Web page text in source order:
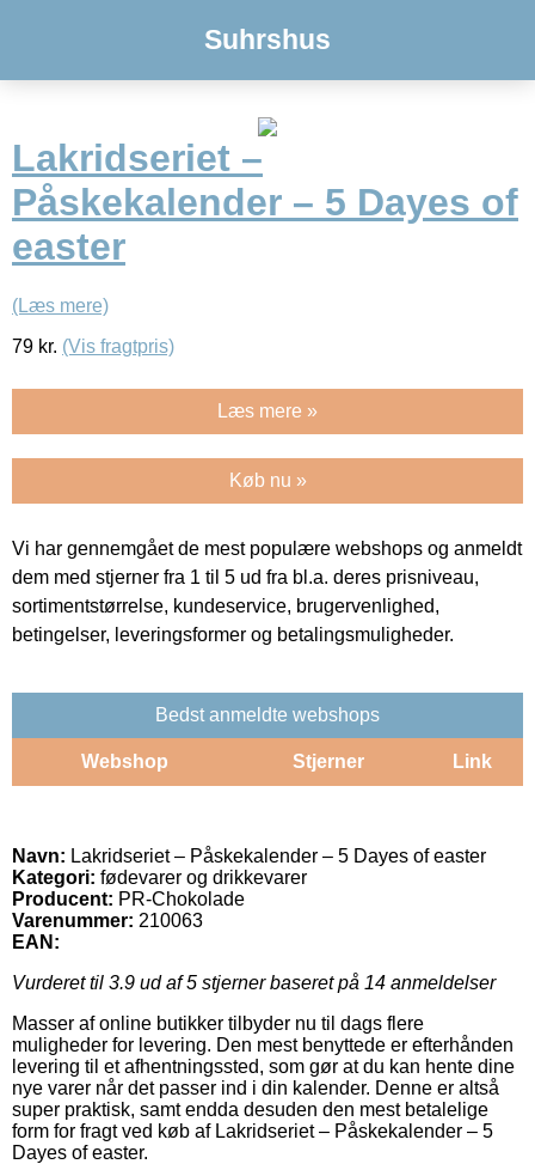
Suhrshus
Lakridseriet –
Påskekalender – 5 Dayes of
easter
(Læs mere)
79 kr. (Vis fragtpris)
Læs mere »
Køb nu »
Vi har gennemgået de mest populære webshops og anmeldt
dem med stjerner fra 1 til 5 ud fra bl.a. deres prisniveau,
sortimentstørrelse, kundeservice, brugervenlighed,
betingelser, leveringsformer og betalingsmuligheder.
Bedst anmeldte webshops
Webshop Stjerner Link
Navn: Lakridseriet – Påskekalender – 5 Dayes of easter
Kategori: fødevarer og drikkevarer
Producent: PR-Chokolade
Varenummer: 210063
EAN:
Vurderet til 3.9 ud af 5 stjerner baseret på 14 anmeldelser
Masser af online butikker tilbyder nu til dags flere
muligheder for levering. Den mest benyttede er efterhånden
levering til et afhentningssted, som gør at du kan hente dine
nye varer når det passer ind i din kalender. Denne er altså
super praktisk, samt endda desuden den mest betalelige
form for fragt ved køb af Lakridseriet – Påskekalender – 5
Dayes of easter.